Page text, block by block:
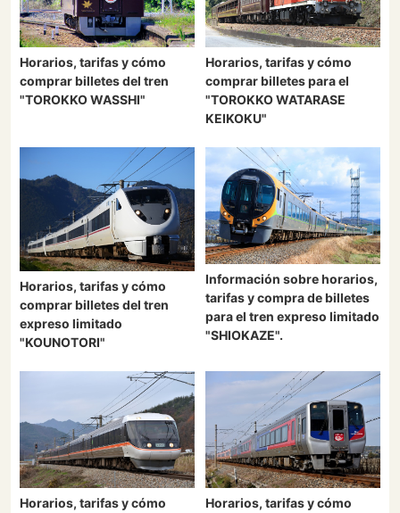
Horarios, tarifas y cómo
comprar billetes del tren
"TOROKKO WASSHI"
Horarios, tarifas y cómo
comprar billetes para el
"TOROKKO WATARASE
KEIKOKU"
Horarios, tarifas y cómo
comprar billetes del tren
expreso limitado
"KOUNOTORI"
Información sobre horarios,
tarifas y compra de billetes
para el tren expreso limitado
"SHIOKAZE".
Horarios, tarifas y cómo
Horarios, tarifas y cómo